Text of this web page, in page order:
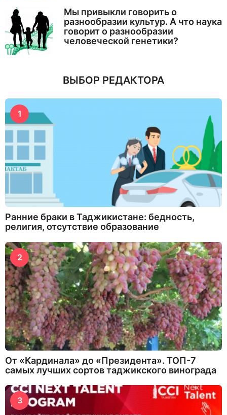
Мы привыкли говорить о
разнообразии культур. А что наука
говорит о разнообразии
человеческой генетики?
ВЫБОР РЕДАКТОРА
1
Ранние браки в Таджикистане: бедность,
религия, отсутствие образование
2
От «Кардинала» до «Президента». ТОП-7
самых лучших сортов таджикского винограда
3